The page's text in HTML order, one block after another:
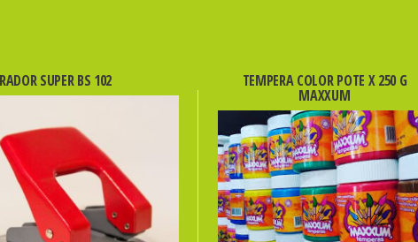
SUPER BS 102 TEMPERA COLOR POTE X 250 G
MAXXUM